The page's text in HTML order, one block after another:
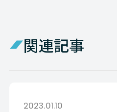
関連記事
2023.01.10